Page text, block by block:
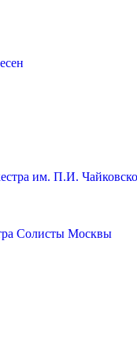
им. П.И.
Солисты Москвы